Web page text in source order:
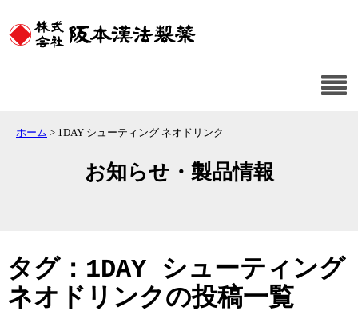
ホーム > 1DAY シューティング ネオドリンク
お知らせ・製品情報
タグ：1DAY シューティング
ネオドリンクの投稿一覧